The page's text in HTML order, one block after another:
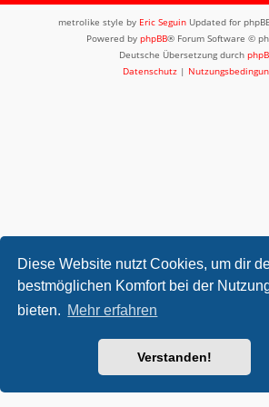
Diese Website nutzt Cookies, um dir
bestmöglichen Komfort bei der
bieten. Mehr erfahren
Verstanden!
metrolike style by Eric Seguin Updated for
Powered by phpBB® Forum Software ©
Deutsche Übersetzung durch
Datenschutz |